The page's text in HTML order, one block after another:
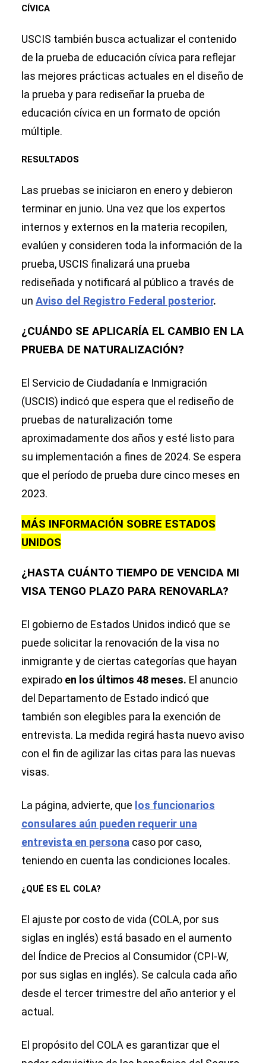
CÍVICA
USCIS también busca actualizar el contenido
de la prueba de educación cívica para reflejar
las mejores prácticas actuales en el diseño de
la prueba y para rediseñar la prueba de
educación cívica en un formato de opción
múltiple.
RESULTADOS
Las pruebas se iniciaron en enero y debieron
terminar en junio. Una vez que los expertos
internos y externos en la materia recopilen,
evalúen y consideren toda la información de la
prueba, USCIS finalizará una prueba
rediseñada y notificará al público a través de
un Aviso del Registro Federal posterior.
¿CUÁNDO SE APLICARÍA EL CAMBIO EN LA
PRUEBA DE NATURALIZACIÓN?
El Servicio de Ciudadanía e Inmigración
(USCIS) indicó que espera que el rediseño de
pruebas de naturalización tome
aproximadamente dos años y esté listo para
su implementación a fines de 2024. Se espera
que el período de prueba dure cinco meses en
2023.
MÁS INFORMACIÓN SOBRE ESTADOS
UNIDOS
¿HASTA CUÁNTO TIEMPO DE VENCIDA MI
VISA TENGO PLAZO PARA RENOVARLA?
El gobierno de Estados Unidos indicó que se
puede solicitar la renovación de la visa no
inmigrante y de ciertas categorías que hayan
expirado en los últimos 48 meses. El anuncio
del Departamento de Estado indicó que
también son elegibles para la exención de
entrevista. La medida regirá hasta nuevo aviso
con el fin de agilizar las citas para las nuevas
visas.
La página, advierte, que los funcionarios
consulares aún pueden requerir una
entrevista en persona caso por caso,
teniendo en cuenta las condiciones locales.
¿QUÉ ES EL COLA?
El ajuste por costo de vida (COLA, por sus
siglas en inglés) está basado en el aumento
del Índice de Precios al Consumidor (CPI-W,
por sus siglas en inglés). Se calcula cada año
desde el tercer trimestre del año anterior y el
actual.
El propósito del COLA es garantizar que el